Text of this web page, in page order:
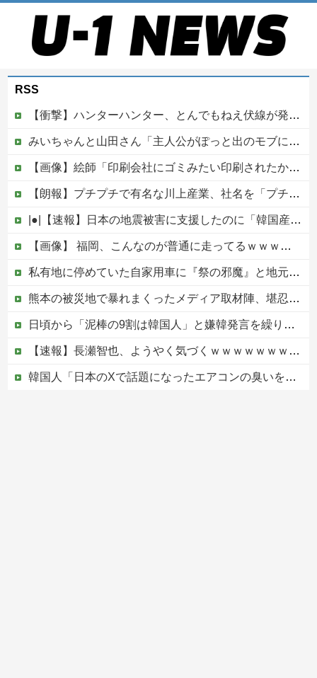
RSS
【衝撃】ハンターハンター、とんでもねえ伏線が発掘される。クルタ族の虐殺犯人がツェリードニヒだった模様！
みいちゃんと山田さん「主人公がぽっと出のモブに殺されて終わります」←これ
【画像】絵師「印刷会社にゴミみたい印刷されたから晒すわ」→お前がクレーマーだと大炎上
【朗報】プチプチで有名な川上産業、社名を「プチプチ株式会社」に変更wwwww他
|●|【速報】日本の地震被害に支援したのに「韓国産の水は水洗トイレに」
【画像】 福岡、こんなのが普通に走ってるｗｗｗｗｗｗｗｗｗｗｗｗｗｗｗｗｗｗｗｗｗｗｗｗｗｗｗｗｗｗｗｗｗｗｗｗｗｗｗｗ
私有地に停めていた自家用車に『祭の邪魔』と地元住民が移動要求、所有者は要求に応じるも次の朝にガレージに向かうと……
熊本の被災地で暴れまくったメディア取材陣、堪忍袋の緒が切れた地元住民が苦情を寄せまくった結果……
日頃から「泥棒の9割は韓国人」と嫌韓発言を繰り返すトメ！冬ソナにハマり私のヨン様グッズを勝手に持ち出したので、トメ自身の「あの自論」で撃退したったｗｗ←矛盾だらけのトメにブーメラン刺さりまくり
【速報】長瀬智也、ようやく気づくｗｗｗｗｗｗｗｗ
韓国人「日本のXで話題になったエアコンの臭いを消す方法をご覧ください」→「これマジ？」